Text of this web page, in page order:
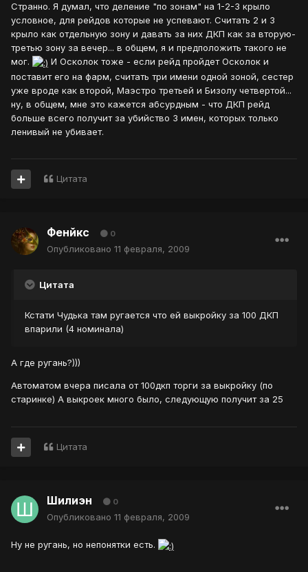
Странно. Я думал, что деление "по зонам" на 1-2-3 крыло
условное, для рейдов которые не успевают. Считать 2 и 3
крыло как отдельную зону и давать за них ДКП как за вторую-
третью зону за вечер... в общем, я и предположить такого не
мог.
И Осколок тоже - если рейд пройдет Осколок и
поставит его на фарм, считать три имени одной зоной, сестер
уже вроде как второй, Маэстро третьей и Бизолу четвертой...
ну, в общем, мне это кажется абсурдным - что ДКП рейд
больше всего получит за убийство 3 имен, которых только
ленивый не убивает.
Цитата
Фенйкс 0
Опубликовано 11 февраля, 2009
Цитата
Кстати Чудька там ругается что ей выкройку за 100 ДКП
впарили (4 номинала)
А где ругань?)))
Автоматом вчера писала от 100дкп торги за выкройку (по
старинке) А выкроек много было, следующую получит за 25
Цитата
Шилиэн 0
Опубликовано 11 февраля, 2009
Ну не ругань, но непонятки есть.